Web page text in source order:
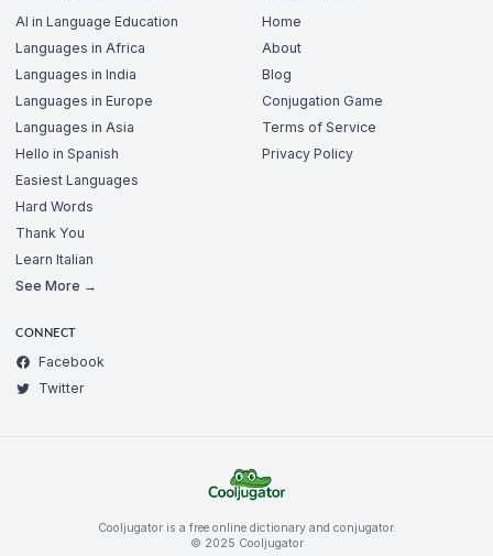
AI in Language Education
Languages in Africa
Languages in India
Languages in Europe
Languages in Asia
Hello in Spanish
Easiest Languages
Hard Words
Thank You
Learn Italian
See More →
Home
About
Blog
Conjugation Game
Terms of Service
Privacy Policy
CONNECT
Facebook
Twitter
Cooljugator is a free online dictionary and conjugator.
© 2025 Cooljugator